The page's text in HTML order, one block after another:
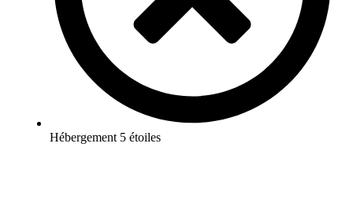
Hébergement 5 étoiles